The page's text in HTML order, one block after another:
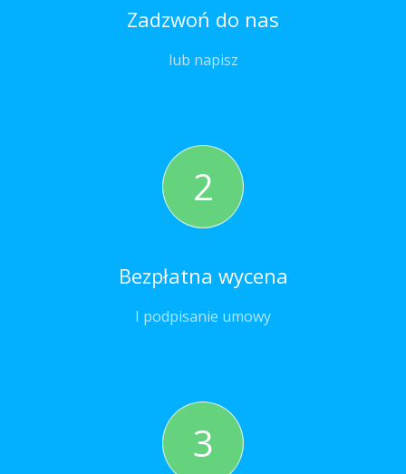
Zadzwoń do nas
lub napisz
2
Bezpłatna wycena
I podpisanie umowy
3